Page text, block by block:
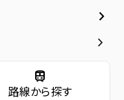
keyboard_arrow_right
keyboard_arrow_right
train
路線から探す